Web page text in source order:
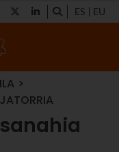
ES EU